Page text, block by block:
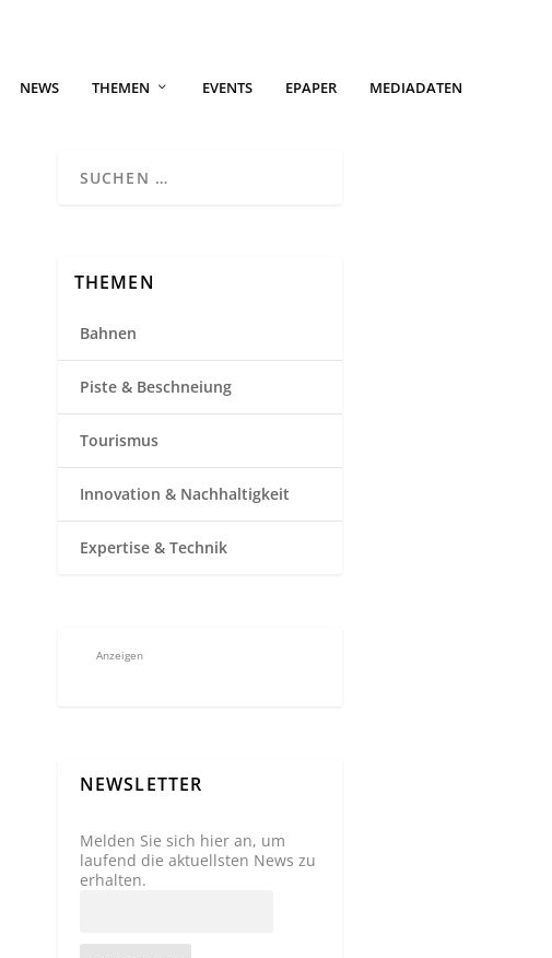
NEWS THEMEN EVENTS EPAPER MEDIADATEN
THEMEN
Bahnen
Piste & Beschneiung
Tourismus
Innovation & Nachhaltigkeit
Expertise & Technik
Anzeigen
NEWSLETTER
Melden Sie sich hier an, um
laufend die aktuellsten News zu
erhalten.